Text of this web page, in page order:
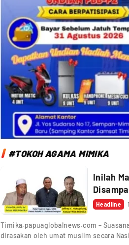
#TOKOH AGAMA MIMIKA
Inilah
Headline
Timika,papuaglobalnews.com –
dirasakan oleh umat muslim secara